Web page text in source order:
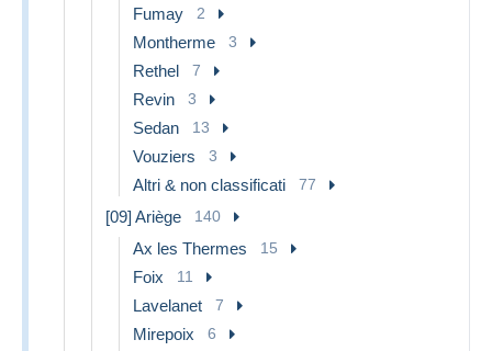
Fumay 2
Montherme 3
Rethel 7
Revin 3
Sedan 13
Vouziers 3
Altri & non classificati 77
[09] Ariège 140
Ax les Thermes 15
Foix 11
Lavelanet 7
Mirepoix 6